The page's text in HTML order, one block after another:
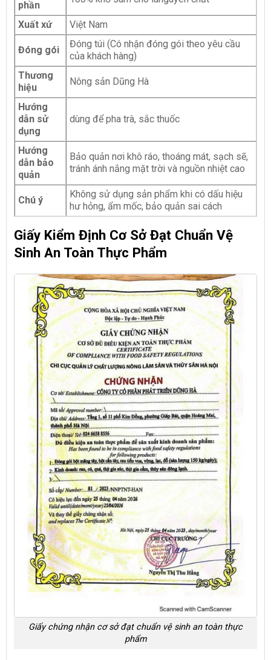
phần
Xuất xứ Việt Nam
Đóng gói
Đóng túi (Có nhận đóng gói theo yêu cầu
của khách hàng)
Thương
hiệu
Nông sản Dũng Hà
Hướng
dẫn sử
dụng
dùng để pha trà, sắc thuốc
Hướng
dẫn bảo
quản
Bảo quản nơi khô ráo, thoáng mát, sạch sẽ,
tránh ánh nắng mặt trời và nguồn nhiệt cao
Chú ý
Không sử dụng sản phẩm khi có dấu hiệu
hư hỏng, ẩm mốc, bảo quản sai cách
Giấy Kiểm Định Cơ Sở Đạt Chuẩn Vệ
Sinh An Toàn Thực Phẩm
Giấy chứng nhận cơ sở đạt chuẩn vệ sinh an toàn thực
phẩm